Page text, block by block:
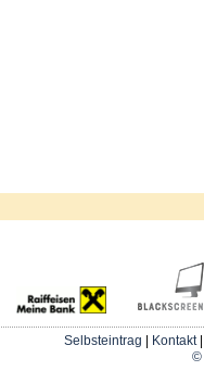
Selbsteintrag Kontakt
©